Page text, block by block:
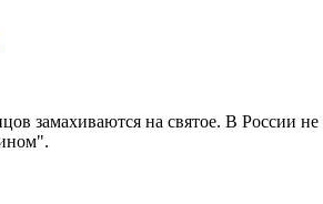
замахиваются на святое. В России